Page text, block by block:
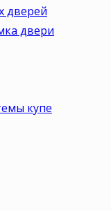
дверей
двери
купе